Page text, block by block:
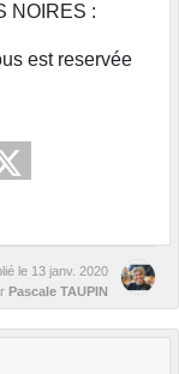
NOIRES :
est reservée
le 13 janv. 2020
Pascale TAUPIN